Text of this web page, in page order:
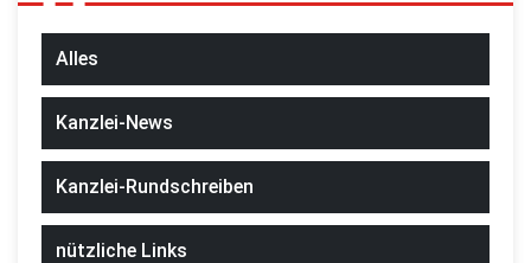
Alles
Kanzlei-News
Kanzlei-Rundschreiben
nützliche Links